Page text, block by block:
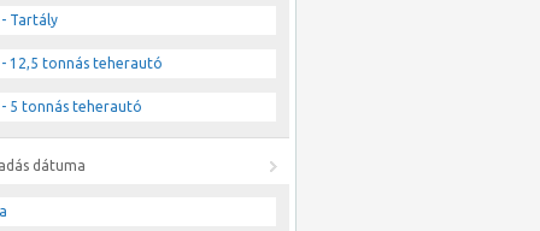
- Tartály
- 12,5 tonnás teherautó
- 5 tonnás teherautó
dátuma